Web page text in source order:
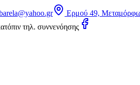
Ερμού 49,
τηλ. συννενόησης